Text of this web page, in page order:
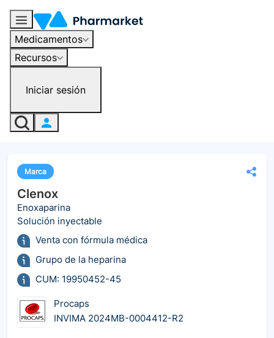
Medicamentos
Recursos
Iniciar sesión
Marca
Clenox
Enoxaparina
Solución inyectable
Venta con fórmula médica
Grupo de la heparina
CUM: 19950452-45
Procaps
INVIMA 2024MB-0004412-R2